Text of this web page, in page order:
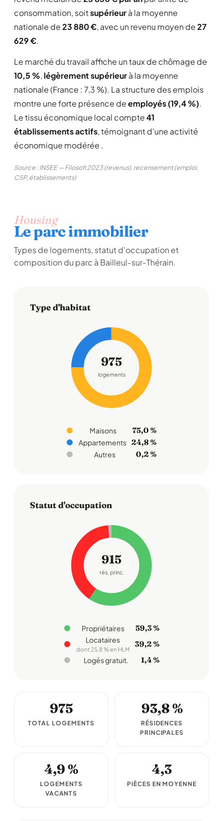
consommation, soitsupérieurà la moyenne
nationale de23 880 €, avec un revenu moyen de27
629 €.
Le marché du travail affiche un taux de chômage de
10,5 %, légèrement supérieurà la moyenne
nationale (France : 7,3 %). La structure des emplois
montre une forte présence deemployés (19,4 %).
Le tissu économique local compte41
établissements actifs, témoignant d'une activité
économique modérée .
Source : INSEE — Filosofi 2023 (revenus), recensement (emploi,
CSP, établissements)
Housing
Le parc immobilier
Types de logements, statut d'occupation et
composition du parc à Bailleul-sur-Thérain.
Type d'habitat
975
logements
Maisons 75,0 %
Appartements 24,8 %
Autres 0,2 %
Statut d'occupation
915
rés. princ.
Propriétaires 59,3 %
Locataires
dont 25,8 % en HLM
39,2 %
Logés gratuit. 1,4 %
975
TOTAL LOGEMENTS
93,8 %
RÉSIDENCES
PRINCIPALES
4,9 %
LOGEMENTS
VACANTS
4,3
PIÈCES EN MOYENNE